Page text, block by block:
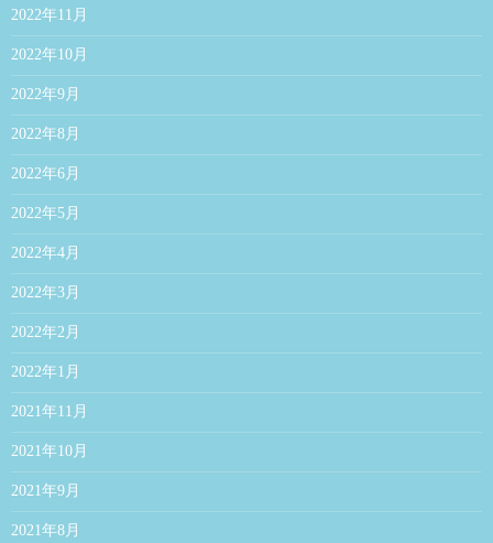
2022年11月
2022年10月
2022年9月
2022年8月
2022年6月
2022年5月
2022年4月
2022年3月
2022年2月
2022年1月
2021年11月
2021年10月
2021年9月
2021年8月